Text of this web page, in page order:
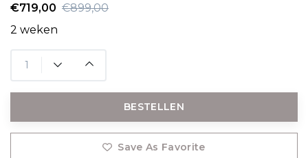
€719,00 €899,00
2 weken
BESTELLEN
Save As Favorite